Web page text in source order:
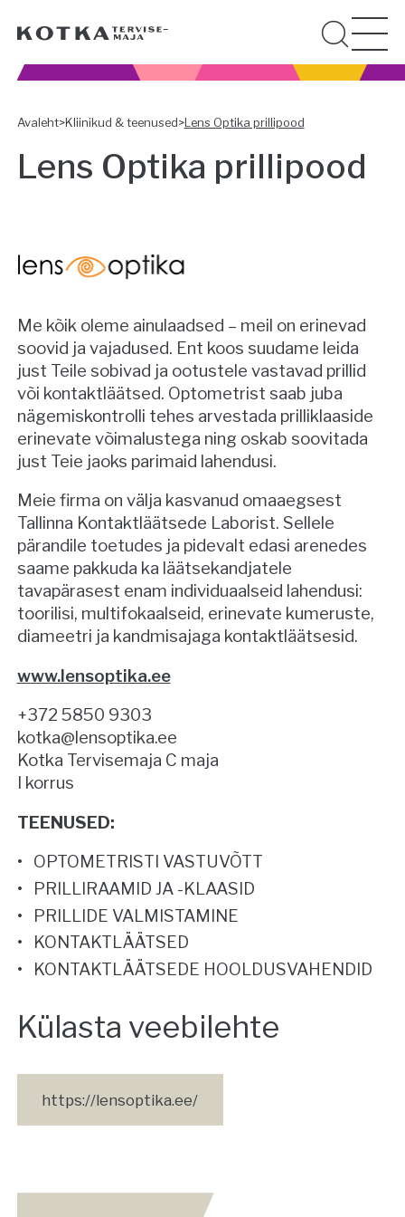
Avaleht>Kliinikud & teenused>Lens Optika prillipood
Lens Optika prillipood
Me kõik oleme ainulaadsed – meil on erinevad
soovid ja vajadused. Ent koos suudame leida
just Teile sobivad ja ootustele vastavad prillid
või kontaktläätsed. Optometrist saab juba
nägemiskontrolli tehes arvestada prilliklaaside
erinevate võimalustega ning oskab soovitada
just Teie jaoks parimaid lahendusi.
Meie firma on välja kasvanud omaaegsest
Tallinna Kontaktläätsede Laborist. Sellele
pärandile toetudes ja pidevalt edasi arenedes
saame pakkuda ka läätsekandjatele
tavapärasest enam individuaalseid lahendusi:
toorilisi, multifokaalseid, erinevate kumeruste,
diameetri ja kandmisajaga kontaktläätsesid.
www.lensoptika.ee
+372 5850 9303
kotka@lensoptika.ee
Kotka Tervisemaja C maja
I korrus
TEENUSED:
OPTOMETRISTI VASTUVÕTT
PRILLIRAAMID JA -KLAASID
PRILLIDE VALMISTAMINE
KONTAKTLÄÄTSED
KONTAKTLÄÄTSEDE HOOLDUSVAHENDID
Külasta veebilehte
https://lensoptika.ee/